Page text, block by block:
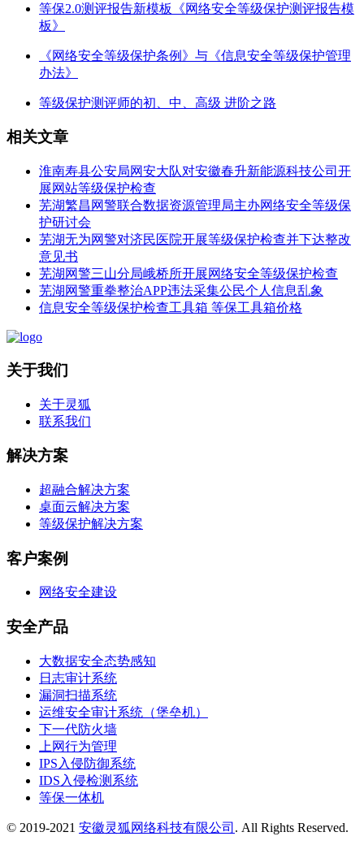
等保2.0测评报告新模板《网络安全等级保护测评报告模
板》
《网络安全等级保护条例》与《信息安全等级保护管理
办法》
等级保护测评师的初、中、高级 进阶之路
相关文章
淮南寿县公安局网安大队对安徽春升新能源科技公司开
展网站等级保护检查
芜湖繁昌网警联合数据资源管理局主办网络安全等级保
护研讨会
芜湖无为网警对济民医院开展等级保护检查并下达整改
意见书
芜湖网警三山分局峨桥所开展网络安全等级保护检查
芜湖网警重拳整治APP违法采集公民个人信息乱象
信息安全等级保护检查工具箱 等保工具箱价格
关于我们
关于灵狐
联系我们
解决方案
超融合解决方案
桌面云解决方案
等级保护解决方案
客户案例
网络安全建设
安全产品
大数据安全态势感知
日志审计系统
漏洞扫描系统
运维安全审计系统（堡垒机）
下一代防火墙
上网行为管理
IPS入侵防御系统
IDS入侵检测系统
等保一体机
© 2019-2021 安徽灵狐网络科技有限公司 . All Rights Reserved.